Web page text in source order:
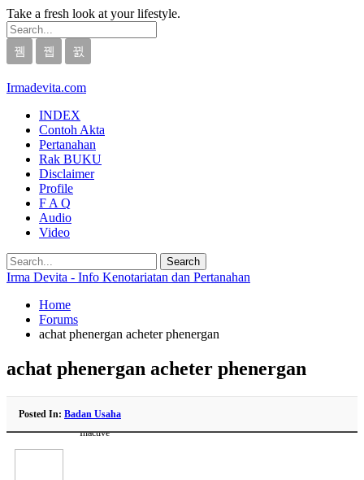
Take a fresh look at your lifestyle.
Irmadevita.com
INDEX
Contoh Akta
Pertanahan
Rak BUKU
Disclaimer
Profile
F A Q
Audio
Video
Irma Devita - Info Kenotariatan dan Pertanahan
Home
Forums
achat phenergan acheter phenergan
achat phenergan acheter phenergan
Posted In: Badan Usaha
Inactive